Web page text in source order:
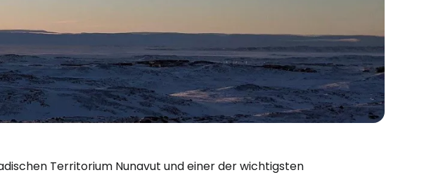
Territorium Nunavut und einer der wichtigsten